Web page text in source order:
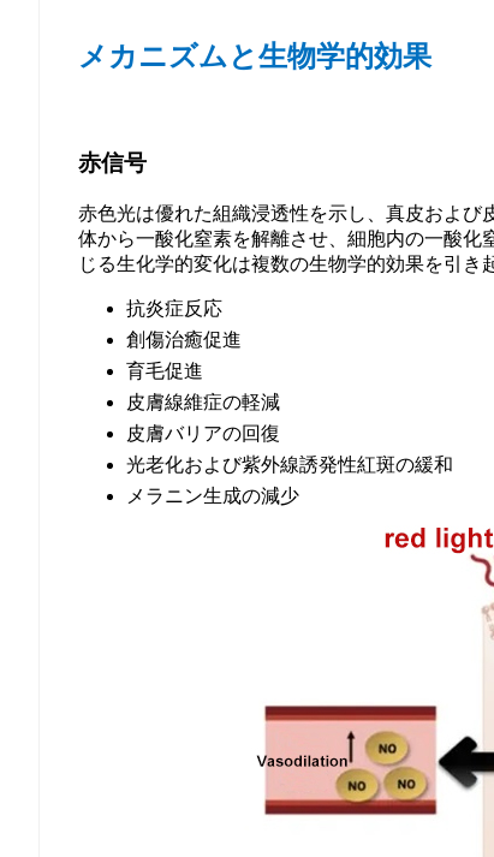
メカニズムと生物学的効果
赤信号
赤色光は優れた組織浸透性を示し、真皮およ
体から一酸化窒素を解離させ、細胞内の一酸
じる生化学的変化は複数の生物学的効果を引き
抗炎症反応
創傷治癒促進
育毛促進
皮膚線維症の軽減
皮膚バリアの回復
光老化および紫外線誘発性紅斑の緩和
メラニン生成の減少